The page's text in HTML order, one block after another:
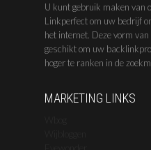
U kunt gebruik maken van
Linkperfect om uw bedrijf
het internet. Deze vorm
geschikt om uw
hoger te ranken in de
MARKETING LINKS